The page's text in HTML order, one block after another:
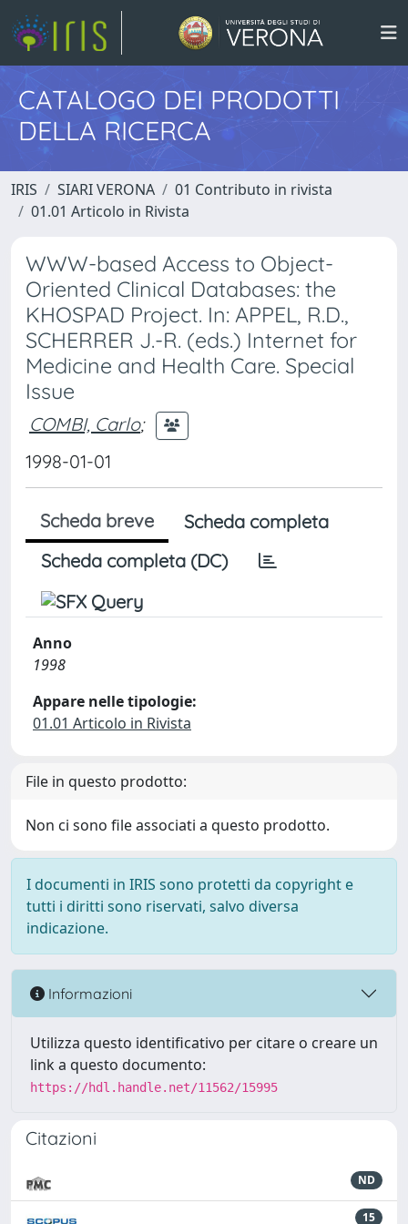
CATALOGO DEI PRODOTTI
DELLA RICERCA
IRIS SIARI VERONA
01 Contributo in rivista
01.01 Articolo in Rivista
WWW-based Access to Object-
Oriented Clinical Databases: the
KHOSPAD Project. In: APPEL, R.D.,
SCHERRER J.-R. (eds.) Internet for
Medicine and Health Care. Special
Issue
COMBI, Carlo;
1998-01-01
Scheda breve
Scheda completa
Scheda completa (DC)
Anno
1998
Appare nelle tipologie:
01.01 Articolo in Rivista
File in questo prodotto:
Non ci sono file associati a questo prodotto.
I documenti in IRIS sono protetti da copyright e
tutti i diritti sono riservati, salvo diversa
indicazione.
Informazioni
Utilizza questo identificativo per citare o creare un
link a questo documento:
https://hdl.handle.net/11562/15995
Citazioni
ND
15